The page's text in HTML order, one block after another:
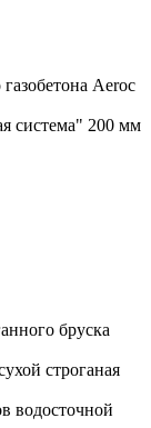
Aeroc
система" 200 мм
бруска
строганая
водосточной